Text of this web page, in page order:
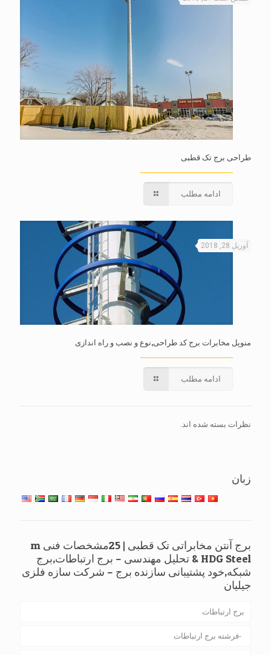
طراحی برج تک قطبی
ادامه مطلب
آوریل 28, 2018
منوپل مخابرات برج کد طراحی,نوع و نصب و راه اندازی
ادامه مطلب
نظرات بسته شده اند.
زبان
برج آنتن مخابراتی تک قطبی | 25مشخصات فنی m
HDG Steel & تحلیل مهندسی – برج ارتباطات,برج
شبکه,خود پشتیبانی سازنده برج – شرکت سازه فلزی
جیلیان
برج ارتباطات
فرشته برج ارتباطات